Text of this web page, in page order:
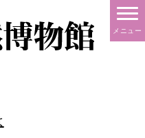
メニュー